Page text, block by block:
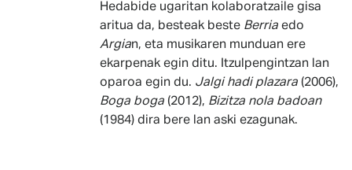
Hedabide ugaritan kolaboratzaile gisa
aritua da, besteak beste Berria edo
Argian, eta musikaren munduan ere
ekarpenak egin ditu. Itzulpengintzan lan
oparoa egin du. Jalgi hadi plazara (2006),
Boga boga (2012), Bizitza nola badoan
(1984) dira bere lan aski ezagunak.